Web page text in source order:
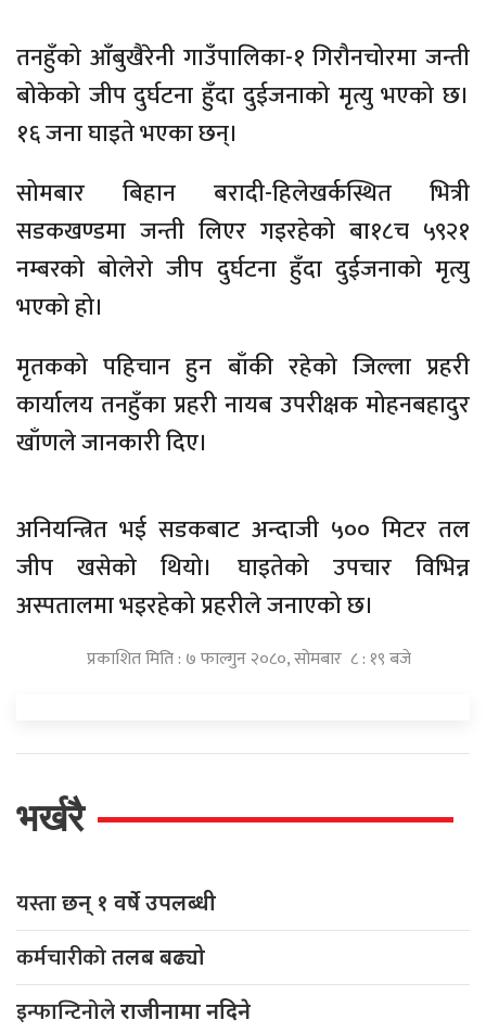
तनहुँको आँबुखैरेनी गाउँपालिका-१ गिरौनचोरमा जन्ती
बोकेको जीप दुर्घटना हुँदा दुईजनाको मृत्यु भएको छ।
१६ जना घाइते भएका छन्।
सोमबार बिहान बरादी-हिलेखर्कस्थित भित्री
सडकखण्डमा जन्ती लिएर गइरहेको बा१८च ५९२१
नम्बरको बोलेरो जीप दुर्घटना हुँदा दुईजनाको मृत्यु
भएको हो।
मृतकको पहिचान हुन बाँकी रहेको जिल्ला प्रहरी
कार्यालय तनहुँका प्रहरी नायब उपरीक्षक मोहनबहादुर
खाँणले जानकारी दिए।
अनियन्त्रित भई सडकबाट अन्दाजी ५०० मिटर तल
जीप खसेको थियो। घाइतेको उपचार विभिन्न
अस्पतालमा भइरहेको प्रहरीले जनाएको छ।
प्रकाशित मिति : ७ फाल्गुन २०८०, सोमबार ८ : १९ बजे
भर्खरै
यस्ताछन् १ वर्षे उपलब्धी
कर्मचारीकोतलब बढ्यो
इन्फान्टिनोलेराजीनामा नदिने